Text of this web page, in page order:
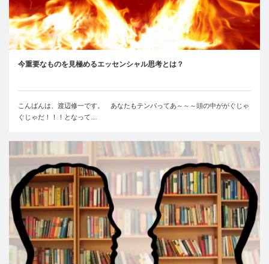
今重要なものを見極めるエッセンシャル思考とは？
こんばんは、渡辺修一です。 あなたもテンパってあ～～～頭の中ががぐじゃ
ぐじゃだ！！！となって…